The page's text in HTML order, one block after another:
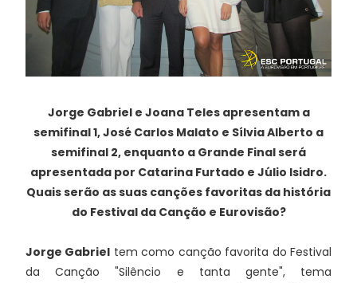
Jorge Gabriel e Joana Teles apresentam a
semifinal 1, José Carlos Malato e Sílvia Alberto a
semifinal 2, enquanto a Grande Final será
apresentada por Catarina Furtado e Júlio Isidro.
Quais serão as suas canções favoritas da história
do Festival da Canção e Eurovisão?
Jorge Gabriel tem como canção favorita do Festival
da Canção "Silêncio e tanta gente", tema